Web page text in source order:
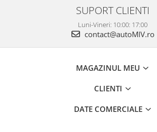
SUPORT CLIENTI
Luni-Vineri: 10:00: 17:00
contact@autoMIV.ro
MAGAZINUL MEU
CLIENTI
DATE COMERCIALE